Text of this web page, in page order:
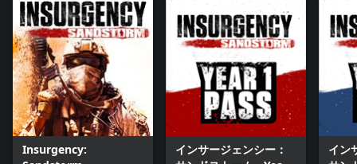
Insurgency:
インサージェンシー：
イン